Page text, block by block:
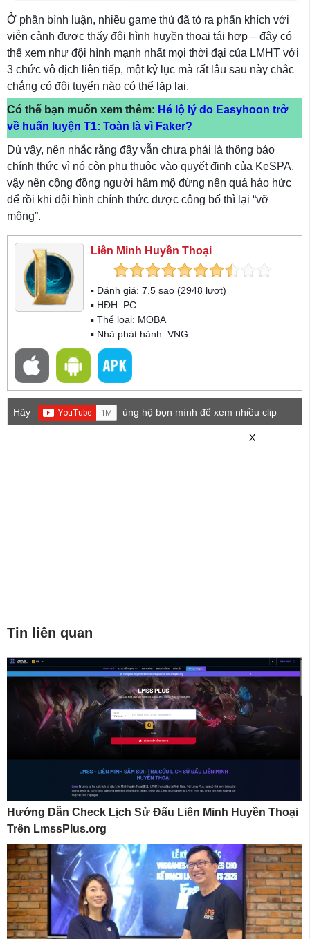
Ở phần bình luận, nhiều game thủ đã tỏ ra phấn khích với
viễn cảnh được thấy đội hình huyền thoại tái hợp – đây có
thể xem như đội hình mạnh nhất mọi thời đại của LMHT với
3 chức vô địch liên tiếp, một kỷ lục mà rất lâu sau này chắc
chẳng có đội tuyển nào có thể lặp lại.
Có thể bạn muốn xem thêm: Hé lộ lý do Easyhoon trở
về huấn luyện T1: Toàn là vì Faker?
Dù vậy, nên nhắc rằng đây vẫn chưa phải là thông báo
chính thức vì nó còn phụ thuộc vào quyết định của KeSPA,
vậy nên cộng đồng người hâm mộ đừng nên quá háo hức
để rồi khi đội hình chính thức được công bố thì lại “vỡ
mộng”.
Liên Minh Huyền Thoại
▪ Đánh giá: 7.5 sao (2948 lượt)
▪ HĐH: PC
▪ Thể loại: MOBA
▪ Nhà phát hành: VNG
Hãy
ủng hộ bọn mình để xem nhiều clip
X
Tin liên quan
Hướng Dẫn Check Lịch Sử Đấu Liên Minh Huyền Thoại
Trên LmssPlus.org